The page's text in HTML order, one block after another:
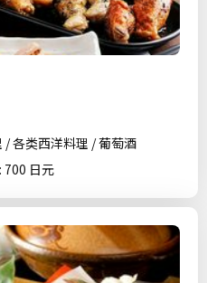
/ 各类西洋料理 / 葡萄酒
700 日元